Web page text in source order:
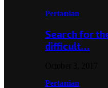
Pertanian
Search for
difficult…
Pertanian